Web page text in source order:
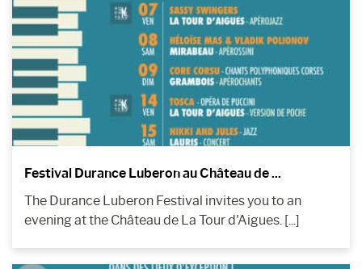
Festival Durance Luberon au Château de ...
The Durance Luberon Festival invites you to an
evening at the Château de La Tour d'Aigues. [...]